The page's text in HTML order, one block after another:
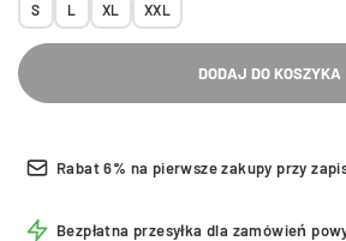
S L XL XXL
DODAJ DO KOSZYKA
Rabat 6% na pierwsze zakupy przy
Bezpłatna przesyłka dla zamówień